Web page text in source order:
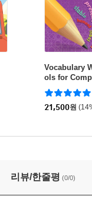
Vocabulary
ols for
Purple (G-
ok
21,500원
리뷰/한줄평 (0/0)